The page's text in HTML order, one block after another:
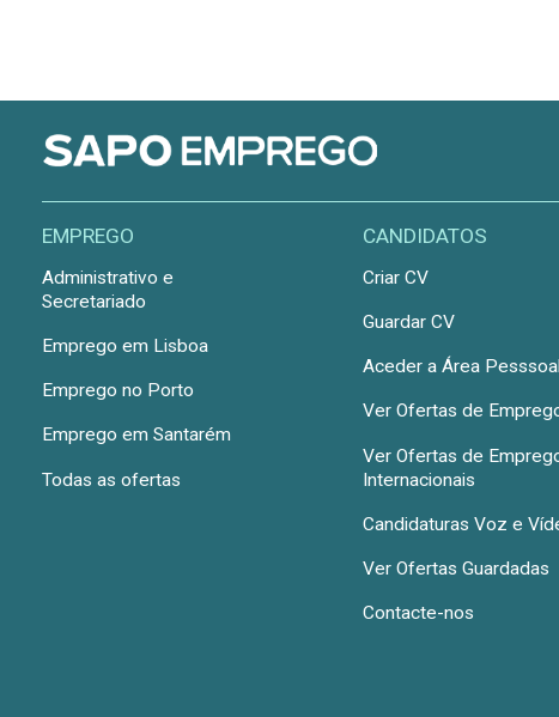
EMPREGO
Administrativo e
Secretariado
Emprego em Lisboa
Emprego no Porto
Emprego em Santarém
Todas as ofertas
CANDIDATOS
Criar CV
Guardar CV
Aceder a Área Pesssoal
Ver Ofertas de
Ver Ofertas de
Internacionais
Candidaturas Voz e
Ver Ofertas Guardadas
Contacte-nos